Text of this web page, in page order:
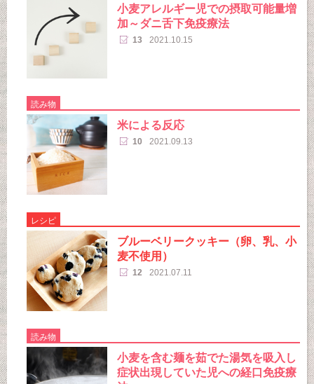
小麦アレルギー児での摂取可能量増
加～ダニ舌下免疫療法
13 2021.10.15
読み物
米による反応
10 2021.09.13
レシピ
ブルーベリークッキー（卵、乳、小
麦不使用）
12 2021.07.11
読み物
小麦を含む麺を茹でた湯気を吸入し
症状出現していた児への経口免疫療